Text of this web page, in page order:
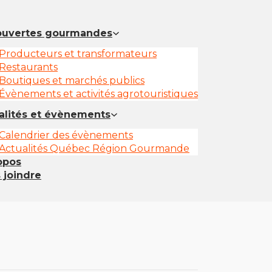
gourmandes
et transformateurs
et marchés publics
et activités agrotouristiques
et évènements
des évènements
Québec Région Gourmande
joindre